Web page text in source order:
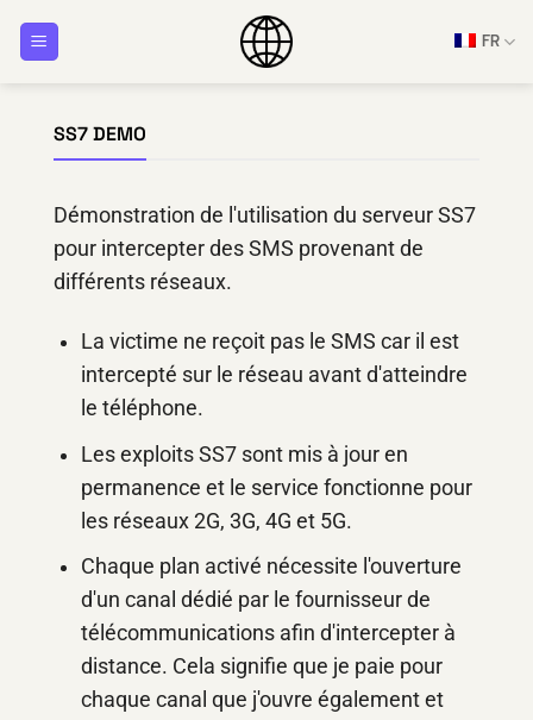
FR
SS7 DEMO
Démonstration de l'utilisation du serveur SS7
pour intercepter des SMS provenant de
différents réseaux.
La victime ne reçoit pas le SMS car il est
intercepté sur le réseau avant d'atteindre
le téléphone.
Les exploits SS7 sont mis à jour en
permanence et le service fonctionne pour
les réseaux 2G, 3G, 4G et 5G.
Chaque plan activé nécessite l'ouverture
d'un canal dédié par le fournisseur de
télécommunications afin d'intercepter à
distance. Cela signifie que je paie pour
chaque canal que j'ouvre également et